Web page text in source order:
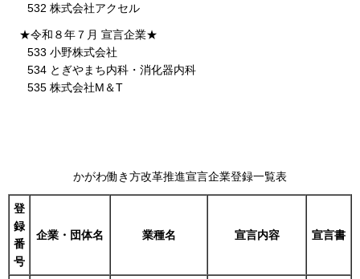
532 株式会社アクセル
★令和８年７月 宣言企業★
533 小野株式会社
534 とぎやまち内科・消化器内科
535 株式会社M＆T
かがわ働き方改革推進宣言企業登録一覧表
登
録
番
号
企業・団体名 業種名 宣言内容 宣言書